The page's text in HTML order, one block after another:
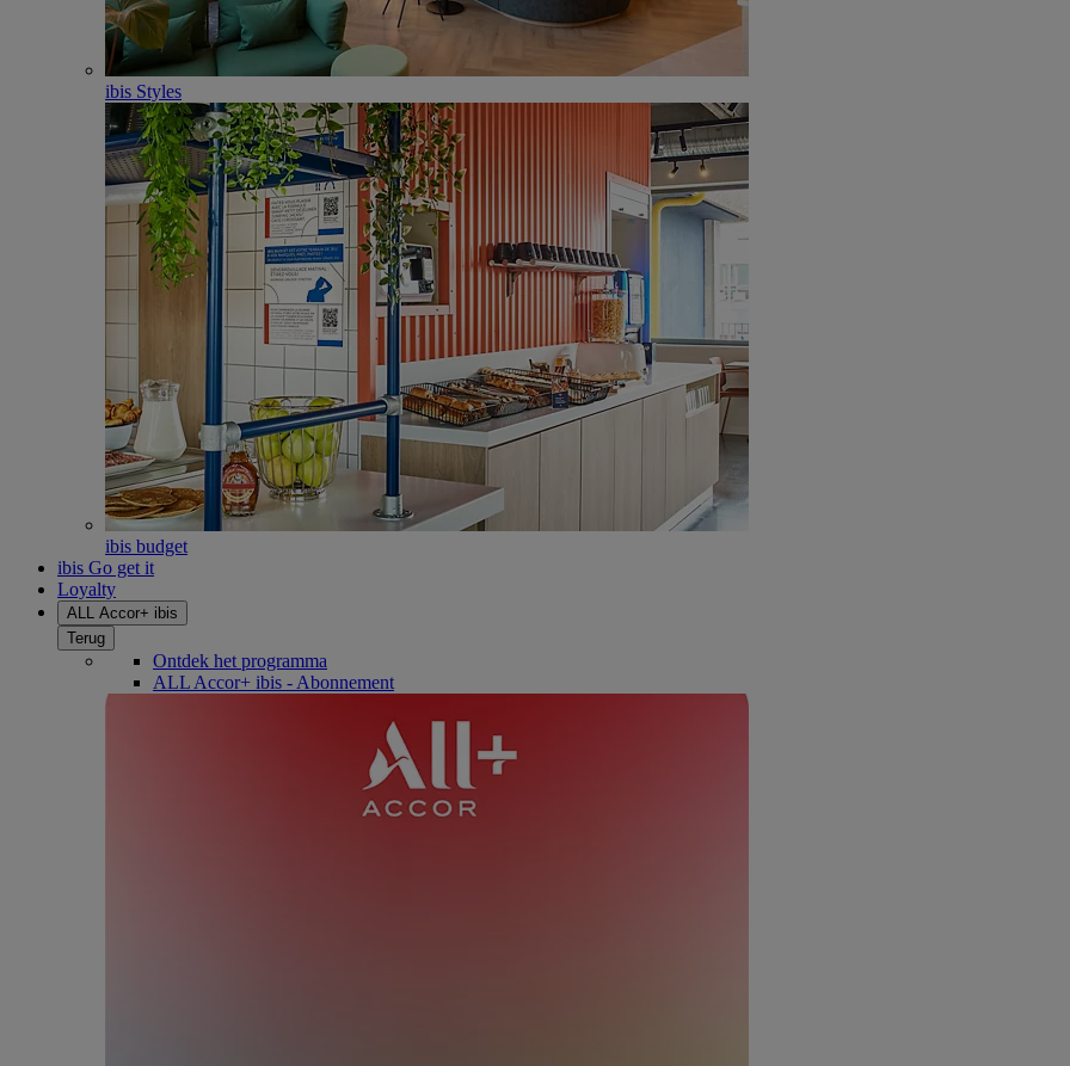
ibis Styles
ibis budget
ibis Go get it
Loyalty
ALL Accor+ ibis
Terug
Ontdek het programma
ALL Accor+ ibis - Abonnement